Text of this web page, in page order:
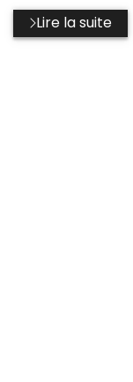
Lire la suite